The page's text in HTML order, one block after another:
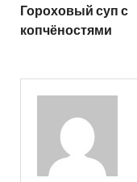
Гороховый суп с
копчёностями